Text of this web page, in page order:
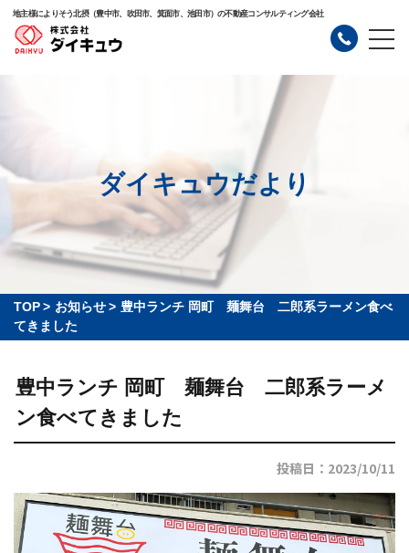
地主様によりそう北摂（豊中市、吹田市、箕面市、池田市）の不動産コンサルティング会社
ダイキュウだより
TOP> お知らせ> 豊中ランチ 岡町 麺舞台 二郎系ラーメン食べ
てきました
豊中ランチ 岡町 麺舞台 二郎系ラーメ
ン食べてきました
投稿日：2023/10/11